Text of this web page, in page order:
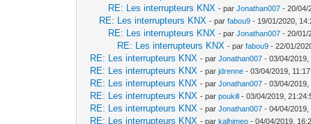
RE: Les interrupteurs KNX - parJonathan007 - 20/04/
RE: Les interrupteurs KNX - parfabou9 - 19/01/2020,
RE: Les interrupteurs KNX - parJonathan007 - 20/01/
RE: Les interrupteurs KNX - parfabou9 - 22/01/
RE: Les interrupteurs KNX - parJonathan007 - 03/04/2019,
RE: Les interrupteurs KNX - parjdrenne - 03/04/2019,
RE: Les interrupteurs KNX - parJonathan007 - 03/04/2019,
RE: Les interrupteurs KNX - parpoukill - 03/04/2019,
RE: Les interrupteurs KNX - parJonathan007 - 04/04/2019,
RE: Les interrupteurs KNX - parkalhimeo - 04/04/2019,